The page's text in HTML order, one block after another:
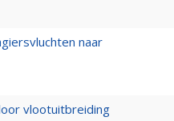
naar
vlootuitbreiding